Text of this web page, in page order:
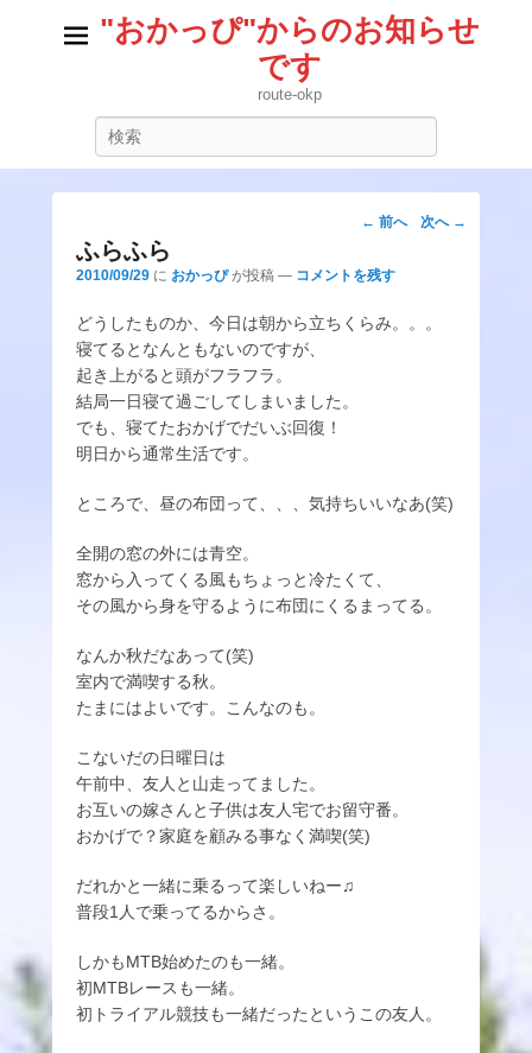
"おかっぴ"からのお知らせ
です
route-okp
投
ナ
ゲ
← 前へ 次へ →
ふらふら
2010/09/29 に おかっぴ が投稿 — コメントを残す
どうしたものか、今日は朝から立ちくらみ。。。
寝てるとなんともないのですが、
起き上がると頭がフラフラ。
結局一日寝て過ごしてしまいました。
でも、寝てたおかげでだいぶ回復！
明日から通常生活です。
ところで、昼の布団って、、、気持ちいいなあ(笑)
全開の窓の外には青空。
窓から入ってくる風もちょっと冷たくて、
その風から身を守るように布団にくるまってる。
なんか秋だなあって(笑)
室内で満喫する秋。
たまにはよいです。こんなのも。
こないだの日曜日は
午前中、友人と山走ってました。
お互いの嫁さんと子供は友人宅でお留守番。
おかげで？家庭を顧みる事なく満喫(笑)
だれかと一緒に乗るって楽しいねー♫
普段1人で乗ってるからさ。
しかもMTB始めたのも一緒。
初MTBレースも一緒。
初トライアル競技も一緒だったというこの友人。